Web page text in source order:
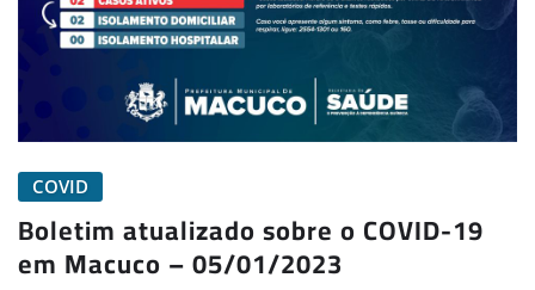
COVID
Boletim atualizado sobre o COVID-19
em Macuco – 05/01/2023